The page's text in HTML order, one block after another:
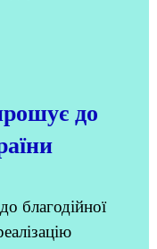
до
благодійної